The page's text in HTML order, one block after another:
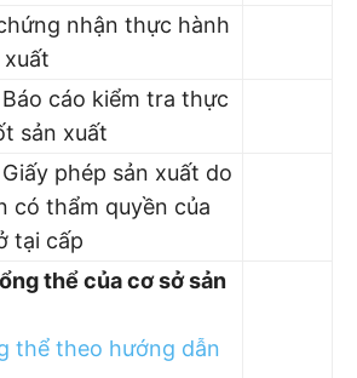
nhận thực hành
cáo kiểm tra thực
sản xuất
phép sản xuất do
có thẩm quyền của
tại cấp
thể của cơ sở sản
thể theo hướng dẫn